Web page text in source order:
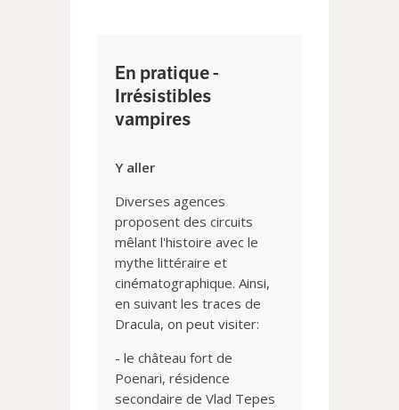
En pratique -
Irrésistibles
vampires
Y aller
Diverses agences
proposent des circuits
mêlant l'histoire avec le
mythe littéraire et
cinématographique. Ainsi,
en suivant les traces de
Dracula, on peut visiter:
- le château fort de
Poenari, résidence
secondaire de Vlad Tepes